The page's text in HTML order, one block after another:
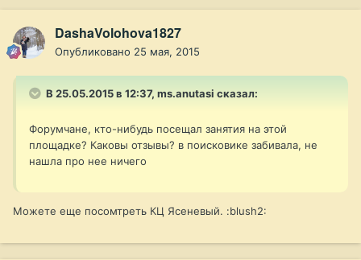
DashaVolohova1827
Опубликовано 25 мая, 2015
В 25.05.2015 в 12:37, ms.anutasi сказал:
Форумчане, кто-нибудь посещал занятия на этой
площадке? Каковы отзывы? в поисковике забивала, не
нашла про нее ничего
Можете еще посомтреть КЦ Ясеневый. :blush2: